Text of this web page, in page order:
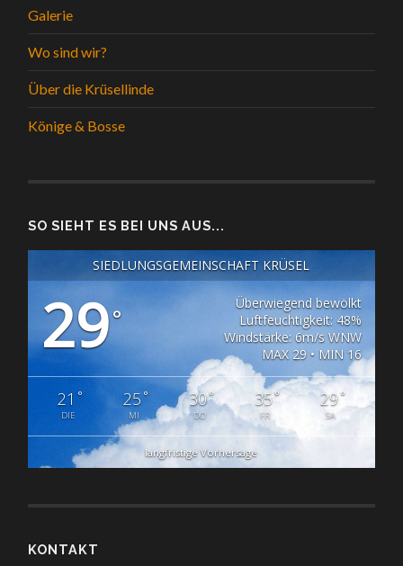
Galerie
Wo sind wir?
Über die Krüsellinde
Könige & Bosse
SO SIEHT ES BEI UNS AUS...
SIEDLUNGSGEMEINSCHAFT KRÜSEL
29°
Überwiegend bewölkt
Luftfeuchtigkeit: 48%
Windstärke: 6m/s WNW
MAX 29 • MIN 16
21 °
DIE
25°
MI
30°
DO
35°
FR
29°
SA
langfristige Vorhersage
KONTAKT